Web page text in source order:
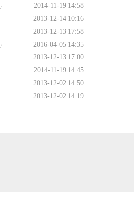
2014-11-19 14:58
2013-12-14 10:16
2013-12-13 17:58
2016-04-05 14:35
2013-12-13 17:00
2014-11-19 14:45
2013-12-02 14:50
2013-12-02 14:19